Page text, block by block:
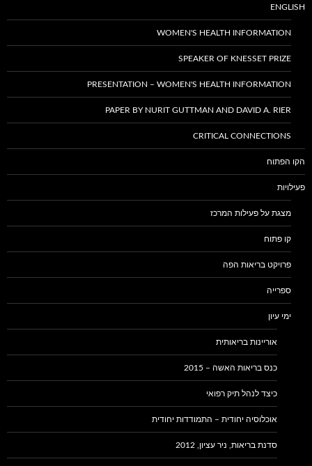
ENGLISH
WOMEN'S HEALTH INFORMATION
SPEAKER OF KNESSET PRIZE
PRESENTATION – WOMEN'S HEALTH INFORMATION
PAPER BY NURIT GUTTMAN AND DAVID A. RIER
CRITICAL CONNECTIONS
הקו הפתוח
פעילויות
מצגת על פעילות המרכז
קו פתוח
פרויקט בריאות הפה
ספרייה
ימי עיון
אוריינות בריאותית
כנס בריאות האשה – 2015
כיצד לנהל תיק רפואי
אוכלוסיה יחודית – התמודדות יחודית
סדנת בריאות, ניר עציון, 2012